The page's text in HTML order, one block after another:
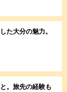
た大分の魅力。
。旅先の経験も